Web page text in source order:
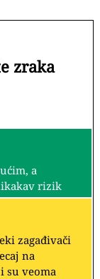
zraka
a
rizik
zagađivači
na
su veoma